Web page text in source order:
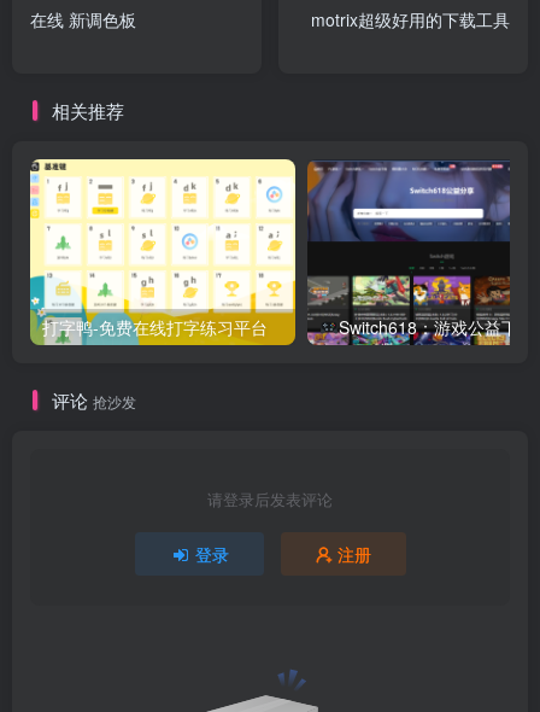
在线 新调色板
motrix超级好用的下载工具
相关推荐
打字鸭-免费在线打字练习平台 Switch618：游戏公益下载
评论 抢沙发
请登录后发表评论
登录 注册